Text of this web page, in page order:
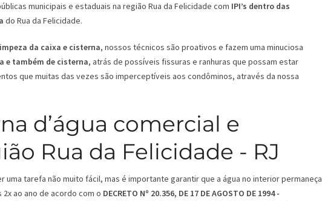
municipais e estaduais na região Rua da Felicidade com IPI’s dentro das
do Rua da Felicidade.
da caixa e cisterna, nossos técnicos são proativos e fazem uma minuciosa
e também de cisterna, atrás de possíveis fissuras e ranhuras que possam estar
que muitas das vezes são imperceptíveis aos condôminos, através da nossa
d’água comercial e
Rua da Felicidade - RJ
uma tarefa não muito fácil, mas é importante garantir que a água no interior permaneça
ao ano de acordo com o DECRETO Nº 20.356, DE 17 DE AGOSTO DE 1994 -